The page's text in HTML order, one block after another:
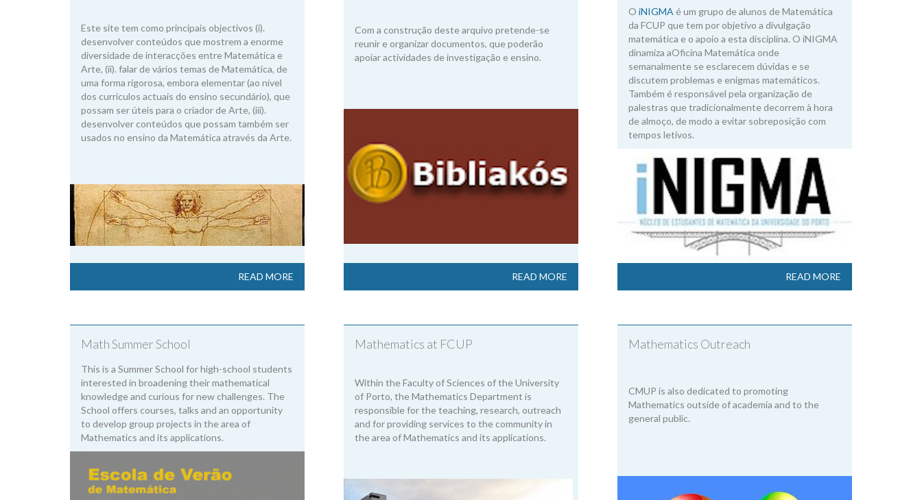
Este site tem como principais objectivos (i).
desenvolver conteúdos que mostrem a enorme
diversidade de interacções entre Matemática e
Arte, (ii). falar de vários temas de Matemática, de
uma forma rigorosa, embora elementar (ao nível
dos curriculos actuais do ensino secundário), que
possam ser úteis para o criador de Arte, (iii).
desenvolver conteúdos que possam também ser
usados no ensino da Matemática através da Arte.
READ MORE
Com a construção deste arquivo pretende-se
reunir e organizar documentos, que poderão
apoiar actividades de investigação e ensino.
READ MORE
O iNIGMA é um grupo de alunos de Matemática
da FCUP que tem por objetivo a divulgação
matemática e o apoio a esta disciplina. O iNIGMA
dinamiza aOficina Matemática onde
semanalmente se esclarecem dúvidas e se
discutem problemas e enigmas matemáticos.
Também é responsável pela organização de
palestras que tradicionalmente decorrem à hora
de almoço, de modo a evitar sobreposição com
tempos letivos.
READ MORE
Math Summer School
This is a Summer School for high-school students
interested in broadening their mathematical
knowledge and curious for new challenges. The
School offers courses, talks and an opportunity
to develop group projects in the area of
Mathematics and its applications.
Mathematics at FCUP
Within the Faculty of Sciences of the University
of Porto, the Mathematics Department is
responsible for the teaching, research, outreach
and for providing services to the community in
the area of Mathematics and its applications.
Mathematics Outreach
CMUP is also dedicated to promoting
Mathematics outside of academia and to the
general public.